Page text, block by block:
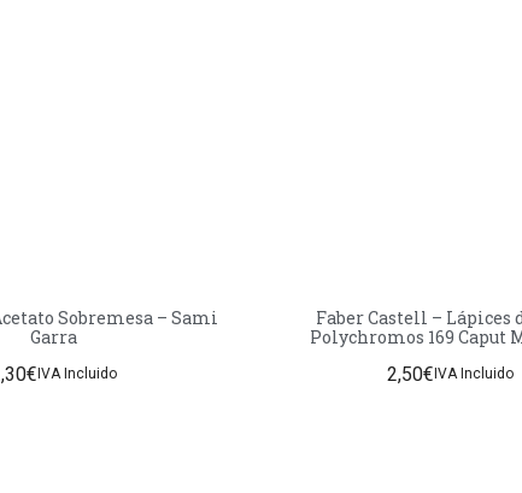
Sobremesa – Sami
Garra
€IVA Incluido
Faber Castell – Lápices
Polychromos 169 Caput
2,50€ IVA Incluido